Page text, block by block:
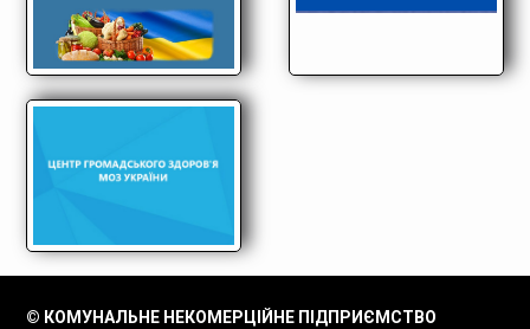
© КОМУНАЛЬНЕ НЕКОМЕРЦІЙНЕ ПІДПРИЄМСТВО